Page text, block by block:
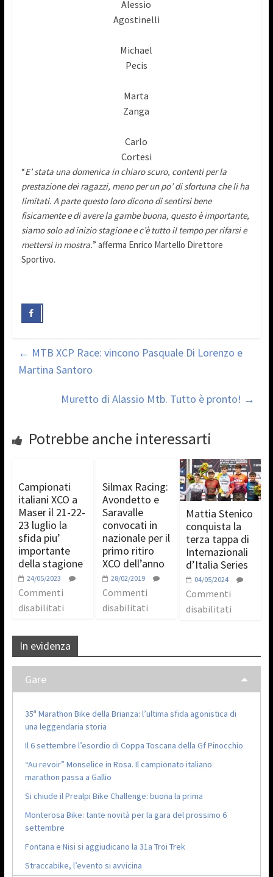
Alessio
Agostinelli
Michael
Pecis
Marta
Zanga
Carlo
Cortesi
“E’ stata una domenica in chiaro scuro, contenti per la
prestazione dei ragazzi, meno per un po’ di sfortuna che li ha
limitati. A parte questo loro dicono di sentirsi bene
fisicamente e di avere la gambe buona, questo è importante,
siamo solo ad inizio stagione e c’è tutto il tempo per rifarsi e
mettersi in mostra.” afferma Enrico Martello Direttore
Sportivo.
← MTB XCP Race: vincono Pasquale Di Lorenzo e
Martina Santoro
Muretto di Alassio Mtb. Tutto è pronto! →
Potrebbe anche interessarti
Campionati
italiani XCO a
Maser il 21-22-
23 luglio la
sfida piu’
importante
della stagione
24/05/2023
Commenti
disabilitati
Silmax Racing:
Avondetto e
Saravalle
convocati in
nazionale per il
primo ritiro
XCO dell’anno
28/02/2019
Commenti
disabilitati
Mattia Stenico
conquista la
terza tappa di
Internazionali
d’Italia Series
04/05/2024
Commenti
disabilitati
In evidenza
Gare
35ª Marathon Bike della Brianza: l’ultima sfida agonistica di
una leggendaria storia
Il 6 settembre l’esordio di Coppa Toscana della Gf Pinocchio
“Au revoir” Monselice in Rosa. Il campionato italiano
marathon passa a Gallio
Si chiude il Prealpi Bike Challenge: buona la prima
Monterosa Bike: tante novità per la gara del prossimo 6
settembre
Fontana e Nisi si aggiudicano la 31a Troi Trek
Straccabike, l’evento si avvicina